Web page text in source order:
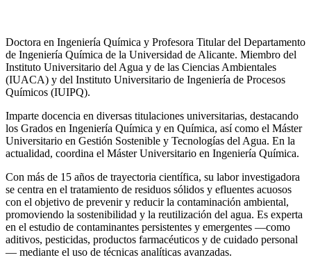
Doctora en Ingeniería Química y Profesora Titular del Departamento
de Ingeniería Química de la Universidad de Alicante. Miembro del
Instituto Universitario del Agua y de las Ciencias Ambientales
(IUACA) y del Instituto Universitario de Ingeniería de Procesos
Químicos (IUIPQ).
Imparte docencia en diversas titulaciones universitarias, destacando
los Grados en Ingeniería Química y en Química, así como el Máster
Universitario en Gestión Sostenible y Tecnologías del Agua. En la
actualidad, coordina el Máster Universitario en Ingeniería Química.
Con más de 15 años de trayectoria científica, su labor investigadora
se centra en el tratamiento de residuos sólidos y efluentes acuosos
con el objetivo de prevenir y reducir la contaminación ambiental,
promoviendo la sostenibilidad y la reutilización del agua. Es experta
en el estudio de contaminantes persistentes y emergentes —como
aditivos, pesticidas, productos farmacéuticos y de cuidado personal
— mediante el uso de técnicas analíticas avanzadas.